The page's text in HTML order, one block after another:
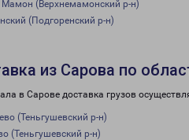
Мамон (Верхнемамонский р-н)
(Подгоренский р-н)
из Сарова по
в Сарове доставка грузов
(Теньгушевский р-н)
(Теньгушевский р-н)